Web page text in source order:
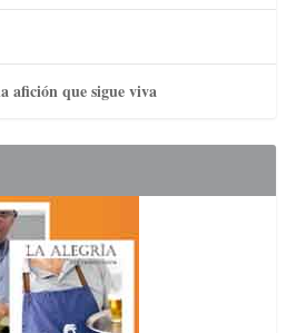
afición que sigue viva